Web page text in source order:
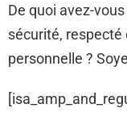
De quoi avez-
sécurité,
personnelle ?